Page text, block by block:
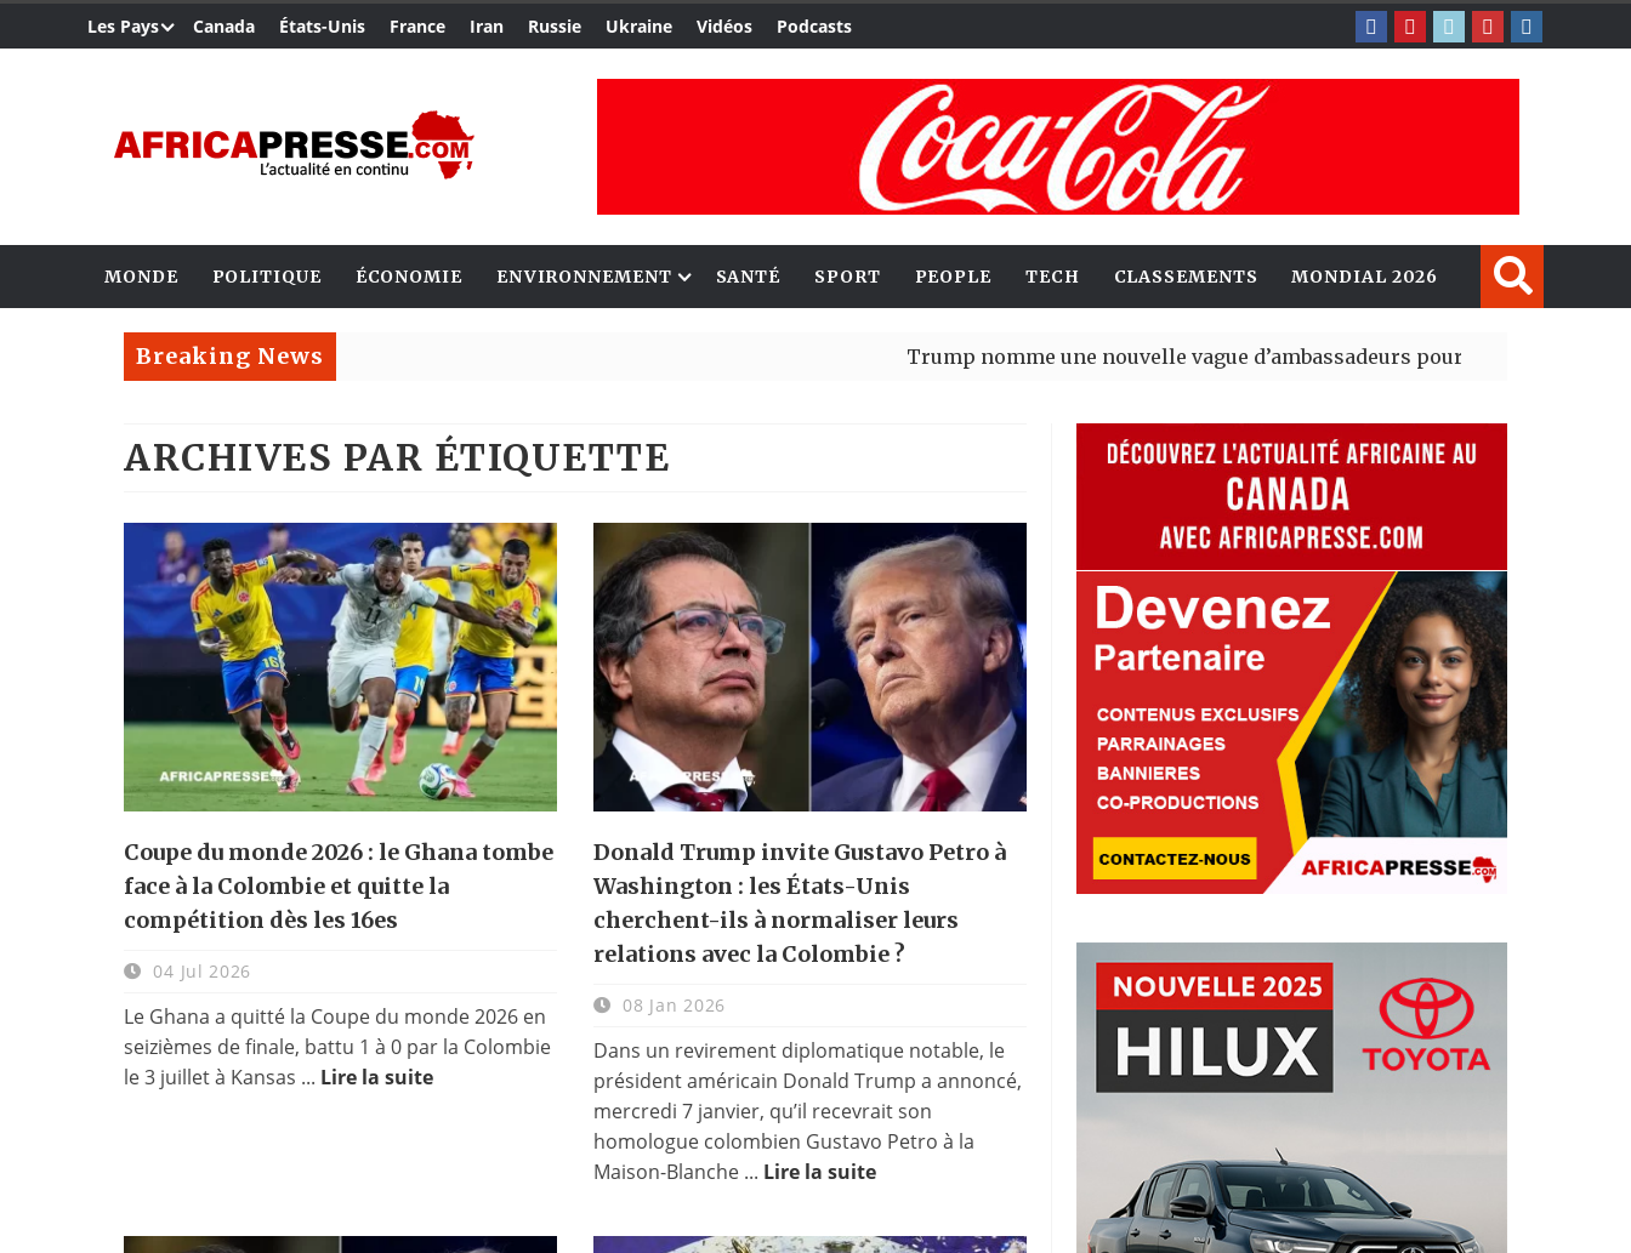
Les Pays Canada États-Unis France Iran Russie Ukraine Vidéos Podcasts
MONDE POLITIQUE ÉCONOMIE ENVIRONNEMENT SANTÉ SPORT PEOPLE TECH CLASSEMENTS MONDIAL 2026
Breaking News Trump nomme une nouvelle vague d’ambassadeurs pour renforcer la présence
ARCHIVES PAR ÉTIQUETTE
Coupe du monde 2026 : le Ghana tombe
face à la Colombie et quitte la
compétition dès les 16es
04 Jul 2026
Le Ghana a quitté la Coupe du monde 2026 en
seizièmes de finale, battu 1 à 0 par la Colombie
le 3 juillet à Kansas ... Lire la suite
Donald Trump invite Gustavo Petro à
Washington : les États-Unis
cherchent-ils à normaliser leurs
relations avec la Colombie ?
08 Jan 2026
Dans un revirement diplomatique notable, le
président américain Donald Trump a annoncé,
mercredi 7 janvier, qu’il recevrait son
homologue colombien Gustavo Petro à la
Maison-Blanche ... Lire la suite